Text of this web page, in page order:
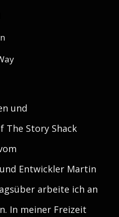
und
The Story Shack
Entwickler Martin
arbeite ich an
In meiner Freizeit